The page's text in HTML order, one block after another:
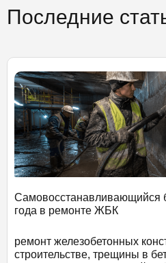
Последние
Самовосстанавливающийся
года в ремонте ЖБК
ремонт железобетонных
строительстве, трещины в